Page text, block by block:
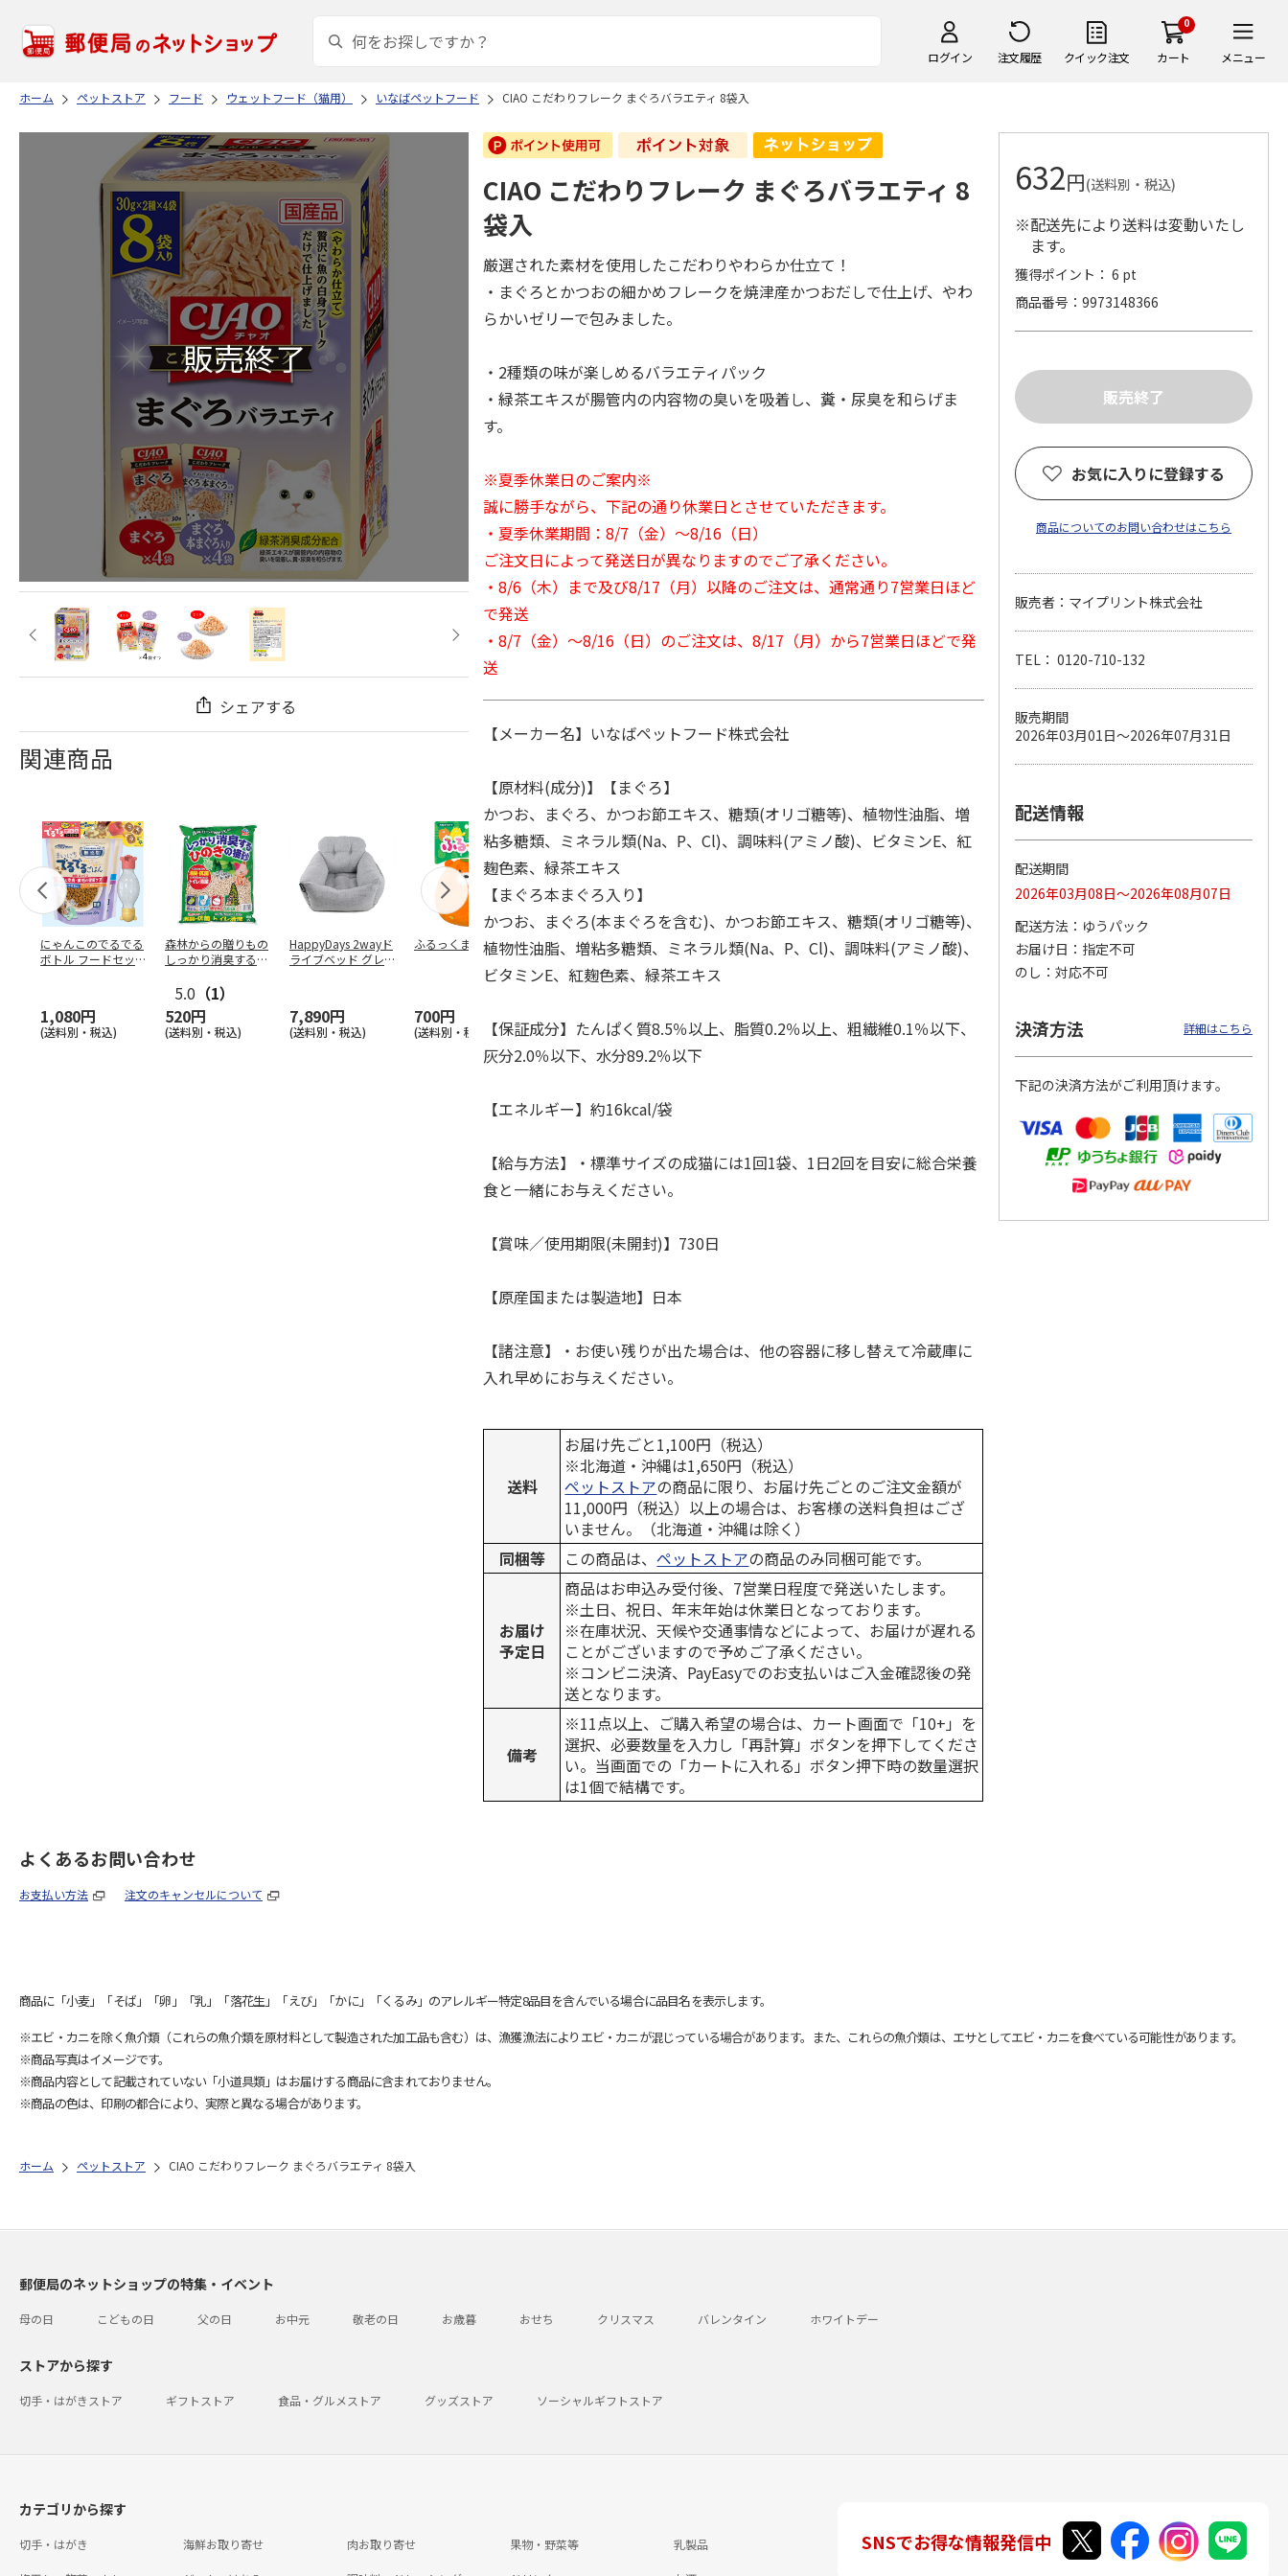
ログイン 注文履歴 クイック注文
0
カート メニュー
ホーム ペットストア フード ウェットフード（猫用） いなばペットフード CIAO こだわりフレーク まぐろバラエティ 8袋入
シェアする
関連商品
にゃんこのでるでる
ボトル フードセッ
1,080円
(送料別・税込)
森林からの贈りもの
しっかり消臭するひ
5.0 （1）
520円
(送料別・税込)
HappyDays 2wayド
ライブベッド グレ
7,890円
(送料別・税込)
ふるっくま みかん
700円
(送料別・税込)
デオトイレ 飛び散
らない消臭・抗菌サ
ンド 4L
1,320円
(送料別・税込)
獣医師開発 ニオイ
をとる砂専用 猫ト
イレ ナチュラルグ
(送料別・税込)
無添加良品 カムカ
ムデンタルコーン
(送料別・税込)
銀のスプーン パウ
チ 健康に育つ子ね
(送料別・税込)
ペット線香 虹のか
なた フルーティフ
ローラルの香り
590円
(送料別・税込) (送料別・税込)
CIAO こだわりフレーク まぐろバラエティ 8
袋入
厳選された素材を使用したこだわりやわらか仕立て！
・まぐろとかつおの細かめフレークを焼津産かつおだしで仕上げ、やわ
らかいゼリーで包みました。
・2種類の味が楽しめるバラエティパック
・緑茶エキスが腸管内の内容物の臭いを吸着し、糞・尿臭を和らげま
す。
※夏季休業日のご案内※
誠に勝手ながら、下記の通り休業日とさせていただきます。
・夏季休業期間：8/7（金）～8/16（日）
ご注文日によって発送日が異なりますのでご了承ください。
・8/6（木）まで及び8/17（月）以降のご注文は、通常通り7営業日ほど
で発送
・8/7（金）～8/16（日）のご注文は、8/17（月）から7営業日ほどで発
送
【メーカー名】いなばペットフード株式会社
【原材料(成分)】【まぐろ】
かつお、まぐろ、かつお節エキス、糖類(オリゴ糖等)、植物性油脂、増
粘多糖類、ミネラル類(Na、P、Cl)、調味料(アミノ酸)、ビタミンE、紅
麹色素、緑茶エキス
【まぐろ本まぐろ入り】
かつお、まぐろ(本まぐろを含む)、かつお節エキス、糖類(オリゴ糖等)、
植物性油脂、増粘多糖類、ミネラル類(Na、P、Cl)、調味料(アミノ酸)、
ビタミンE、紅麹色素、緑茶エキス
【保証成分】たんぱく質8.5％以上、脂質0.2％以上、粗繊維0.1％以下、
灰分2.0％以下、水分89.2％以下
【エネルギー】約16kcal/袋
【給与方法】・標準サイズの成猫には1回1袋、1日2回を目安に総合栄養
食と一緒にお与えください。
【賞味／使用期限(未開封)】730日
【原産国または製造地】日本
【諸注意】・お使い残りが出た場合は、他の容器に移し替えて冷蔵庫に
入れ早めにお与えください。
送料
お届け先ごと1,100円（税込）
※北海道・沖縄は1,650円（税込）
ペットストアの商品に限り、お届け先ごとのご注文金額が
11,000円（税込）以上の場合は、お客様の送料負担はござ
いません。（北海道・沖縄は除く）
同梱等
この商品は、ペットストアの商品のみ同梱可能です。
お届け
予定日
商品はお申込み受付後、7営業日程度で発送いたします。
※土日、祝日、年末年始は休業日となっております。
※在庫状況、天候や交通事情などによって、お届けが遅れる
ことがございますので予めご了承ください。
※コンビニ決済、PayEasyでのお支払いはご入金確認後の発
送となります。
備考
※11点以上、ご購入希望の場合は、カート画面で「10+」を
選択、必要数量を入力し「再計算」ボタンを押下してくださ
い。当画面での「カートに入れる」ボタン押下時の数量選択
は1個で結構です。
632円(送料別・税込)
※配送先により送料は変動いたし
ます。
獲得ポイント： 6 pt
商品番号
9973148366
お気に入りに登録する
商品についてのお問い合わせはこちら
販売者：マイプリント株式会社
TEL： 0120-710-132
販売期間
2026年03月01日～2026年07月31日
配送情報
配送期間
2026年03月08日～2026年08月07日
配送方法
ゆうパック
お届け日
指定不可
のし
対応不可
決済方法 詳細はこちら
下記の決済方法がご利用頂けます。
よくあるお問い合わせ
お支払い方法 注文のキャンセルについて
商品に「小麦」「そば」「卵」「乳」「落花生」「えび」「かに」「くるみ」のアレルギー特定8品目を含んでいる場合に品目名を表示します。
※エビ・カニを除く魚介類（これらの魚介類を原材料として製造された加工品も含む）は、漁獲漁法によりエビ・カニが混じっている場合があります。また、これらの魚介類は、エサとしてエビ・カニを食べている可能性があります。
※商品写真はイメージです。
※商品内容として記載されていない「小道具類」はお届けする商品に含まれておりません。
※商品の色は、印刷の都合により、実際と異なる場合があります。
ホーム ペットストア CIAO こだわりフレーク まぐろバラエティ 8袋入
郵便局のネットショップの特集・イベント
母の日 こどもの日 父の日 お中元 敬老の日 お歳暮 おせち クリスマス バレンタイン ホワイトデー
ストアから探す
切手・はがきストア ギフトストア 食品・グルメストア グッズストア ソーシャルギフトストア
カテゴリから探す
切手・はがき 海鮮お取り寄せ 肉お取り寄せ 果物・野菜等 乳製品 SNSでお得な情報発信中